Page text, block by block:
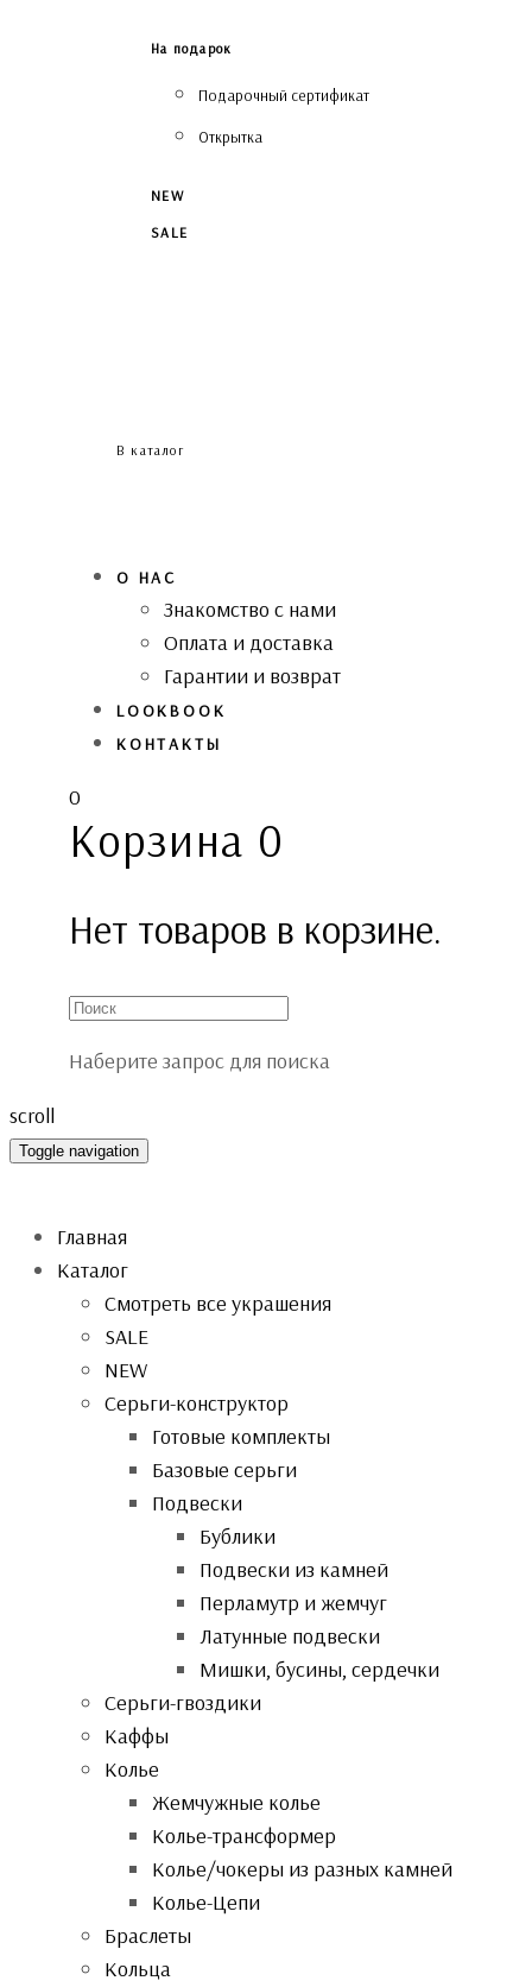
На подарок
Подарочный сертификат
Открытка
NEW
SALE
В каталог
О НАС
Знакомство с нами
Оплата и доставка
Гарантии и возврат
LOOKBOOK
КОНТАКТЫ
0
Корзина 0
Нет товаров в корзине.
Наберите запрос для поиска
scroll
Toggle navigation
Главная
Каталог
Смотреть все украшения
SALE
NEW
Серьги-конструктор
Готовые комплекты
Базовые серьги
Подвески
Бублики
Подвески из камней
Перламутр и жемчуг
Латунные подвески
Мишки, бусины, сердечки
Серьги-гвоздики
Каффы
Колье
Жемчужные колье
Колье-трансформер
Колье/чокеры из разных камней
Колье-Цепи
Браслеты
Кольца